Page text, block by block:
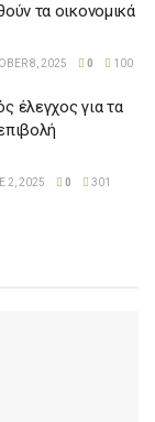
τα οικονομικά
8, 2025 0 100
έλεγχος για τα
2, 2025 0 301